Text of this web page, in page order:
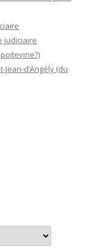
judiciaire
d’Angély (du